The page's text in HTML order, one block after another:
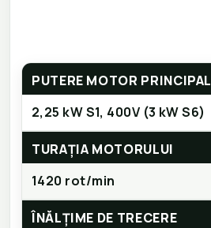
PUTERE MOTOR PRINCIPAL
2,25 kW S1, 400V (3 kW S6)
TURAȚIA MOTORULUI
1420 rot/min
ÎNĂLȚIME DE TRECERE